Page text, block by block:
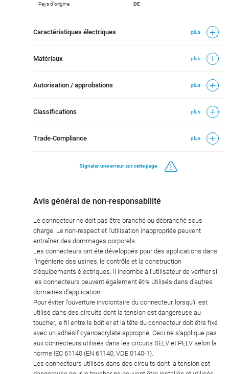
Pays d'origine DE
Caractéristiques électriques plus
Matériaux plus
Autorisation / approbations plus
Classifications plus
Trade-Compliance plus
Signaler une erreur sur cette page
Avis général de non-responsabilité
Le connecteur ne doit pas être branché ou débranché sous
charge. Le non-respect et l'utilisation inappropriée peuvent
entraîner des dommages corporels.
Les connecteurs ont été développés pour des applications dans
l'ingénierie des usines, le contrôle et la construction
d'équipements électriques. Il incombe à l'utilisateur de vérifier si
les connecteurs peuvent également être utilisés dans d'autres
domaines d'application.
Pour éviter l'ouverture involontaire du connecteur, lorsqu'il est
utilisé dans des circuits dont la tension est dangereuse au
toucher, le fil entre le boîtier et la tête du connecteur doit être fixé
avec un adhésif cyanoacrylate approprié. Ceci ne s'applique pas
aux connecteurs utilisés dans les circuits SELV et PELV selon la
norme IEC 61140 (EN 61140, VDE 0140-1).
Les connecteurs utilisés dans des circuits dont la tension est